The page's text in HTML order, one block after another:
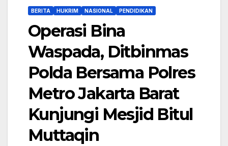
BERITA HUKRIM NASIONAL PENDIDIKAN
Operasi Bina
Waspada, Ditbinmas
Polda Bersama Polres
Metro Jakarta Barat
Kunjungi Mesjid Bitul
Muttaqin